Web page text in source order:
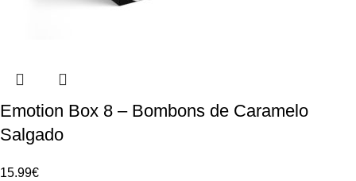
Emotion Box 8 – Bombons de Caramelo
Salgado
15.99€